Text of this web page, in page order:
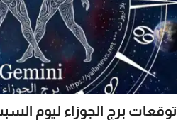
توقعات برج الجوزاء ليوم السبت 25 ابريل